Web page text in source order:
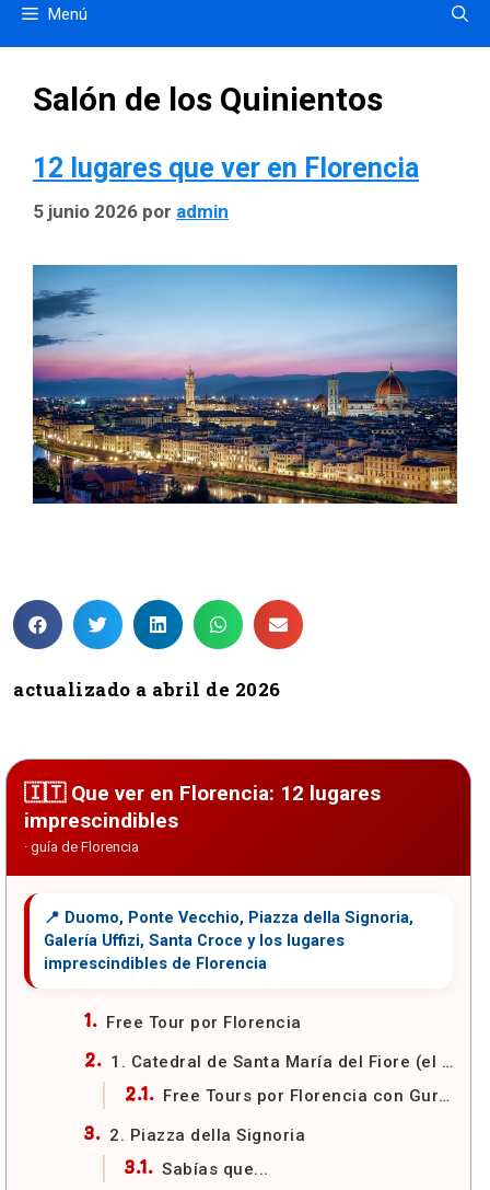
Menú
Salón de los Quinientos
12 lugares que ver en Florencia
5 junio 2026 por admin
actualizado a abril de 2026
Que ver en Florencia: 12 lugares
imprescindibles
Free Tour por Florencia
1. Catedral de Santa María del Fiore (el Duomo)
Free Tours por Florencia con GuruWalk
2. Piazza della Signoria
Sabías que...